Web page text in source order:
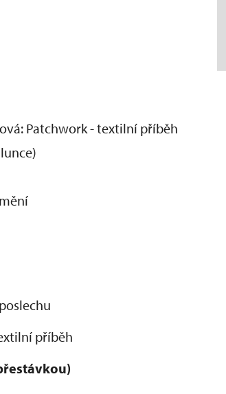
Patchwork - textilní příběh
příběh